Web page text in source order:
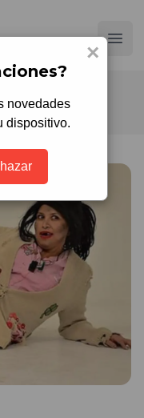
×
novedades
dispositivo.